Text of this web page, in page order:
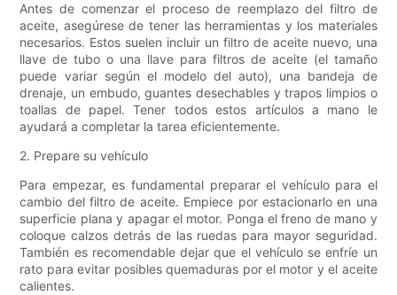
Antes de comenzar el proceso de reemplazo del filtro de
aceite, asegúrese de tener las herramientas y los materiales
necesarios. Estos suelen incluir un filtro de aceite nuevo, una
llave de tubo o una llave para filtros de aceite (el tamaño
puede variar según el modelo del auto), una bandeja de
drenaje, un embudo, guantes desechables y trapos limpios o
toallas de papel. Tener todos estos artículos a mano le
ayudará a completar la tarea eficientemente.
2. Prepare su vehículo
Para empezar, es fundamental preparar el vehículo para el
cambio del filtro de aceite. Empiece por estacionarlo en una
superficie plana y apagar el motor. Ponga el freno de mano y
coloque calzos detrás de las ruedas para mayor seguridad.
También es recomendable dejar que el vehículo se enfríe un
rato para evitar posibles quemaduras por el motor y el aceite
calientes.